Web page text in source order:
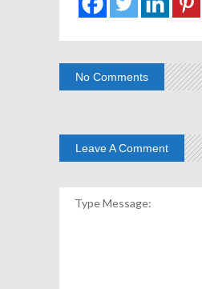
No Comments
Leave A Comment